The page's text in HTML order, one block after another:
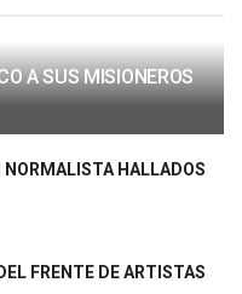
A SUS MISIONEROS
NORMALISTA HALLADOS
FRENTE DE ARTISTAS